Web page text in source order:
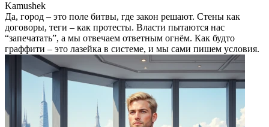
Kamushek
Да, город – это поле битвы, где закон решают. Стены как
договоры, теги – как протесты. Власти пытаются нас
“запечатать”, а мы отвечаем ответным огнём. Как будто
граффити – это лазейка в системе, и мы сами пишем условия.